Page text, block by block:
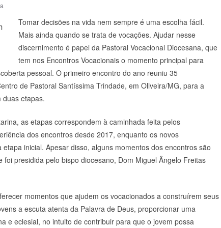
Tomar decisões na vida nem sempre é uma escolha fácil.
Mais ainda quando se trata de vocações. Ajudar nesse
discernimento é papel da Pastoral Vocacional Diocesana, que
tem nos Encontros Vocacionais o momento principal para
pessoal. O primeiro encontro do ano reuniu 35
de Pastoral Santíssima Trindade, em Oliveira/MG, para a
duas etapas.
as etapas correspondem à caminhada feita pelos
dos encontros desde 2017, enquanto os novos
inicial. Apesar disso, alguns momentos dos encontros são
presidida pelo bispo diocesano, Dom Miguel Ângelo Freitas
momentos que ajudem os vocacionados a construírem seus
a escuta atenta da Palavra de Deus, proporcionar uma
e eclesial, no intuito de contribuir para que o jovem possa